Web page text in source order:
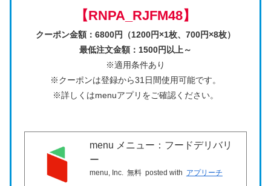
【RNPA_RJFM48】
クーポン金額：6800円（1200円×1枚、700円×8枚）
最低注文金額：1500円以上～
※適用条件あり
※クーポンは登録から31日間使用可能です。
※詳しくはmenuアプリをご確認ください。
menu メニュー：フードデリバリ
ー
menu, Inc. 無料 posted with アプリーチ